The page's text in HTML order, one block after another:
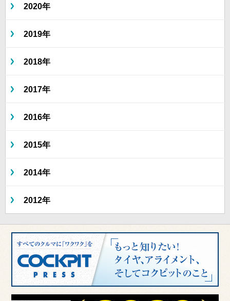
2020年
2019年
2018年
2017年
2016年
2015年
2014年
2012年